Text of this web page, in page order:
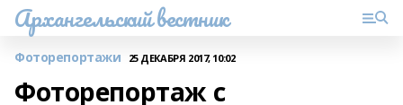
Архангельский вестник
Фоторепортажи 25 ДЕКАБРЯ 2017, 10:02
Фоторепортаж с